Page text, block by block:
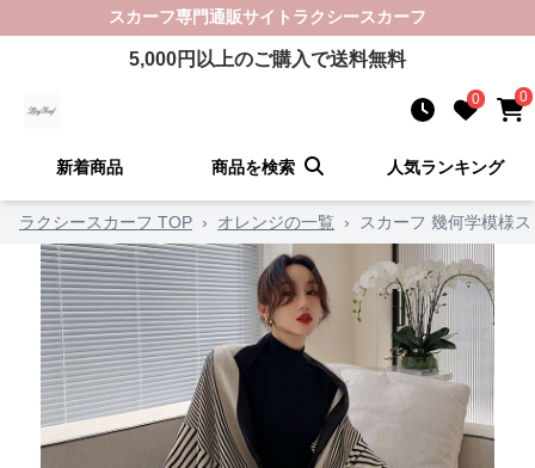
スカーフ専門通販サイト ラクシースカーフ
5,000円以上のご購入で送料無料
0 0
新着商品 商品を検索 人気ランキング
ラクシースカーフ TOP › オレンジの一覧 › スカーフ 幾何学模様